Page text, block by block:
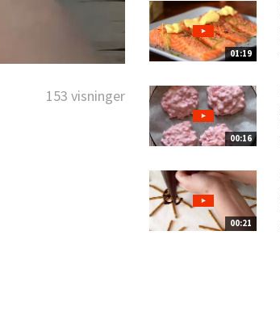
153 visninger
01:19
00:16
00:21